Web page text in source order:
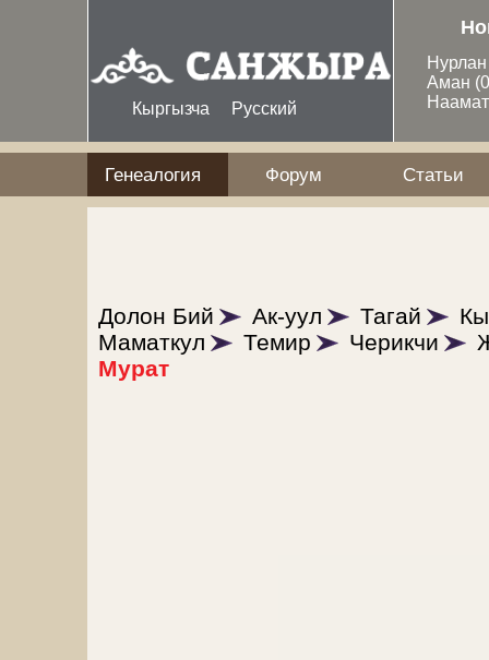
Кыргызча Русский
Аман
Генеалогия Форум Статьи
Долон Бий Ак-уул Тагай
Маматкул
Темир Черикчи
Мурат